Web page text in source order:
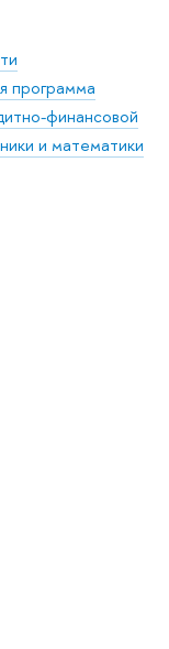
программа
финансовой
и математики